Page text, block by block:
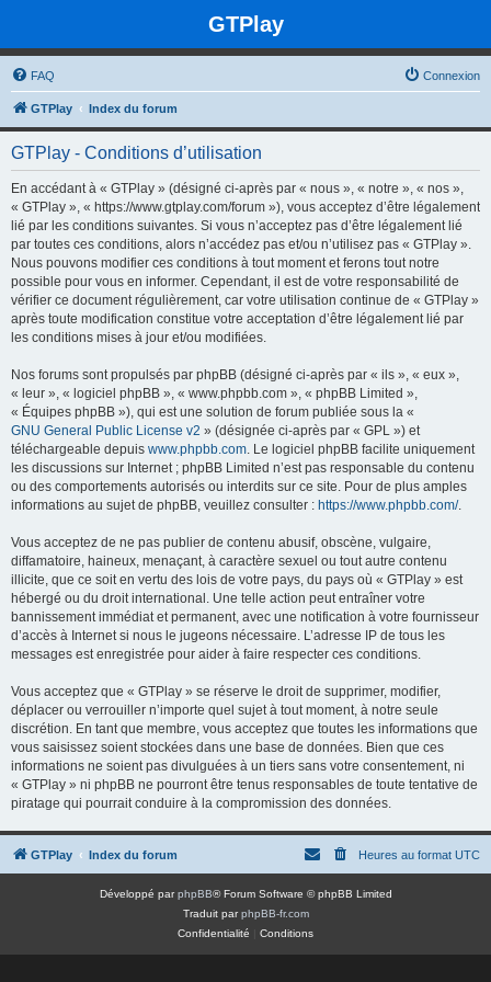
GTPlay
FAQ Connexion
GTPlay Index du forum
GTPlay - Conditions d’utilisation
En accédant à « GTPlay » (désigné ci-après par « nous », « notre », « nos »,
« GTPlay », « https://www.gtplay.com/forum »), vous acceptez d’être légalement
lié par les conditions suivantes. Si vous n’acceptez pas d’être légalement lié
par toutes ces conditions, alors n’accédez pas et/ou n’utilisez pas « GTPlay ».
Nous pouvons modifier ces conditions à tout moment et ferons tout notre
possible pour vous en informer. Cependant, il est de votre responsabilité de
vérifier ce document régulièrement, car votre utilisation continue de « GTPlay »
après toute modification constitue votre acceptation d’être légalement lié par
les conditions mises à jour et/ou modifiées.
Nos forums sont propulsés par phpBB (désigné ci-après par « ils », « eux »,
« leur », « logiciel phpBB », « www.phpbb.com », « phpBB Limited »,
« Équipes phpBB »), qui est une solution de forum publiée sous la «
GNU General Public License v2 » (désignée ci-après par « GPL ») et
téléchargeable depuis www.phpbb.com. Le logiciel phpBB facilite uniquement
les discussions sur Internet ; phpBB Limited n’est pas responsable du contenu
ou des comportements autorisés ou interdits sur ce site. Pour de plus amples
informations au sujet de phpBB, veuillez consulter : https://www.phpbb.com/.
Vous acceptez de ne pas publier de contenu abusif, obscène, vulgaire,
diffamatoire, haineux, menaçant, à caractère sexuel ou tout autre contenu
illicite, que ce soit en vertu des lois de votre pays, du pays où « GTPlay » est
hébergé ou du droit international. Une telle action peut entraîner votre
bannissement immédiat et permanent, avec une notification à votre fournisseur
d’accès à Internet si nous le jugeons nécessaire. L’adresse IP de tous les
messages est enregistrée pour aider à faire respecter ces conditions.
Vous acceptez que « GTPlay » se réserve le droit de supprimer, modifier,
déplacer ou verrouiller n’importe quel sujet à tout moment, à notre seule
discrétion. En tant que membre, vous acceptez que toutes les informations que
vous saisissez soient stockées dans une base de données. Bien que ces
informations ne soient pas divulguées à un tiers sans votre consentement, ni
« GTPlay » ni phpBB ne pourront être tenus responsables de toute tentative de
piratage qui pourrait conduire à la compromission des données.
GTPlay Index du forum Heures au format UTC
Développé parphpBB® Forum Software © phpBB Limited
Traduit parphpBB-fr.com
Confidentialité
Conditions